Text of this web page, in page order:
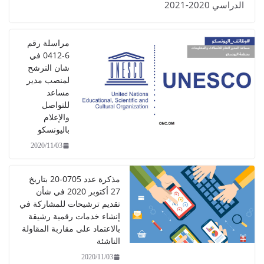
الدراسي 2020-2021
مراسلة رقم
6-0412 في
شان الترشح
لمنصب مدير
مساعد
للتواصل
والإعلام
باليونسكو
2020/11/03
مذكرة عدد 0705-20 بتاريخ
27 أكتوبر 2020 في شأن
تقديم ترشيحات للمشاركة في
إنشاء خدمات رقمية رشيقة
بالاعتماد على مقاربة المقاولة
الناشئة
2020/11/03